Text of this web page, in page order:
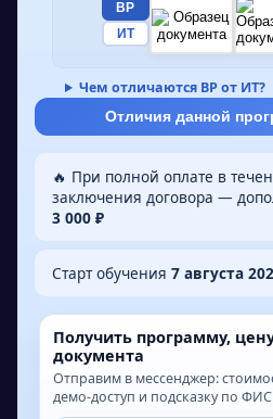
ВР
ИТ
Чем отличаются ВР от ИТ?
Отличия данной
🔥 При полной оплате в
заключения договора —
3 000 ₽
Старт обучения 7 августа
Получить программу,
документа
Отправим в мессенджер:
демо-доступ и подсказку по